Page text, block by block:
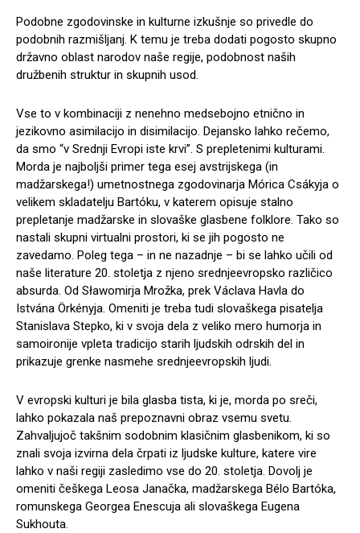
Podobne zgodovinske in kulturne izkušnje so privedle do
podobnih razmišljanj. K temu je treba dodati pogosto skupno
državno oblast narodov naše regije, podobnost naših
družbenih struktur in skupnih usod.
Vse to v kombinaciji z nenehno medsebojno etnično in
jezikovno asimilacijo in disimilacijo. Dejansko lahko rečemo,
da smo “v Srednji Evropi iste krvi”. S prepletenimi kulturami.
Morda je najboljši primer tega esej avstrijskega (in
madžarskega!) umetnostnega zgodovinarja Mórica Csákyja o
velikem skladatelju Bartóku, v katerem opisuje stalno
prepletanje madžarske in slovaške glasbene folklore. Tako so
nastali skupni virtualni prostori, ki se jih pogosto ne
zavedamo. Poleg tega – in ne nazadnje – bi se lahko učili od
naše literature 20. stoletja z njeno srednjeevropsko različico
absurda. Od Sławomirja Mrožka, prek Václava Havla do
Istvána Örkényja. Omeniti je treba tudi slovaškega pisatelja
Stanislava Stepko, ki v svoja dela z veliko mero humorja in
samoironije vpleta tradicijo starih ljudskih odrskih del in
prikazuje grenke nasmehe srednjeevropskih ljudi.
V evropski kulturi je bila glasba tista, ki je, morda po sreči,
lahko pokazala naš prepoznavni obraz vsemu svetu.
Zahvaljujoč takšnim sodobnim klasičnim glasbenikom, ki so
znali svoja izvirna dela črpati iz ljudske kulture, katere vire
lahko v naši regiji zasledimo vse do 20. stoletja. Dovolj je
omeniti češkega Leosa Janačka, madžarskega Bélo Bartóka,
romunskega Georgea Enescuja ali slovaškega Eugena
Sukhouta.